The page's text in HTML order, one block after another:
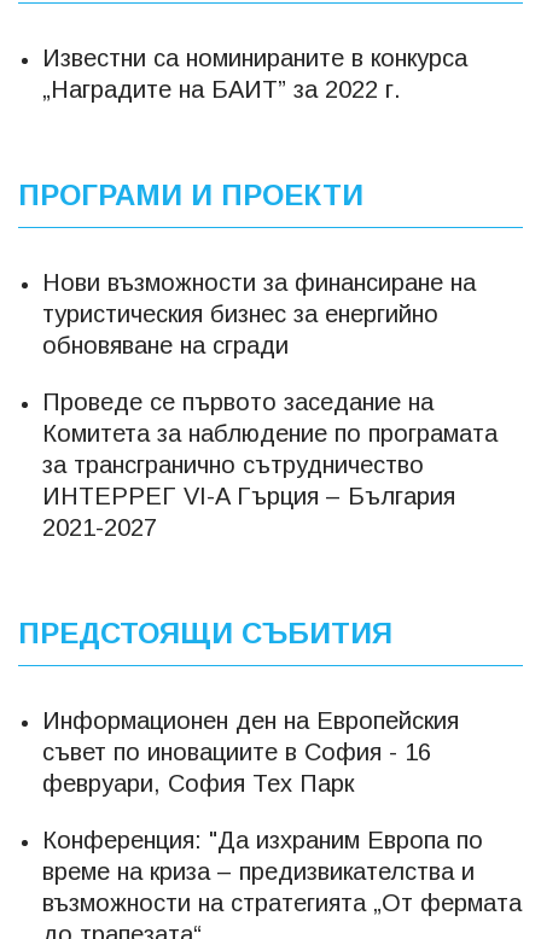
Известни са номинираните в конкурса
„Наградите на БАИТ” за 2022 г.
ПРОГРАМИ И ПРОЕКТИ
Нови възможности за финансиране на
туристическия бизнес за енергийно
обновяване на сгради
Проведе се първото заседание на
Комитета за наблюдение по програмата
за трансгранично сътрудничество
ИНТЕРРЕГ VI-A Гърция – България
2021-2027
ПРЕДСТОЯЩИ СЪБИТИЯ
Информационен ден на Европейския
съвет по иновациите в София - 16
февруари, София Тех Парк
Конференция: "Да изхраним Европа по
време на криза – предизвикателства и
възможности на стратегията „От фермата